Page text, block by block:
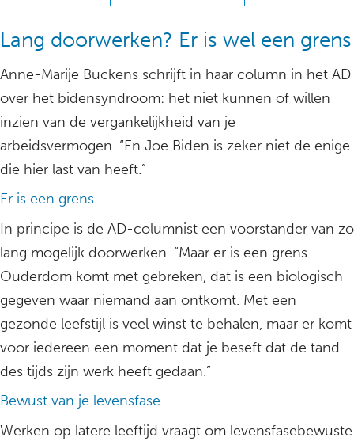
Lang doorwerken? Er is wel een grens
Anne-Marije Buckens schrijft in haar column in het AD
over het bidensyndroom: het niet kunnen of willen
inzien van de vergankelijkheid van je
arbeidsvermogen. “En Joe Biden is zeker niet de enige
die hier last van heeft.”
Er is een grens
In principe is de AD-columnist een voorstander van zo
lang mogelijk doorwerken. “Maar er is een grens.
Ouderdom komt met gebreken, dat is een biologisch
gegeven waar niemand aan ontkomt. Met een
gezonde leefstijl is veel winst te behalen, maar er komt
voor iedereen een moment dat je beseft dat de tand
des tijds zijn werk heeft gedaan.”
Bewust van je levensfase
Werken op latere leeftijd vraagt om levensfasebewuste